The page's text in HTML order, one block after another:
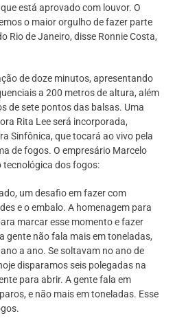
está aprovado com louvor. O
o maior orgulho de fazer parte
Rio de Janeiro, disse Ronnie Costa,
de doze minutos, apresentando
a 200 metros de altura, além
de sete pontos das balsas. Uma
Rita Lee será incorporada,
Sinfônica, que tocará ao vivo pela
de fogos. O empresário Marcelo
tecnológica dos fogos:
um desafio em fazer com
e o embalo. A homenagem para
marcar esse momento e fazer
gente não fala mais em toneladas,
a ano. Se soltavam no ano de
disparamos seis polegadas na
para abrir. A gente fala em
e não mais em toneladas. Esse